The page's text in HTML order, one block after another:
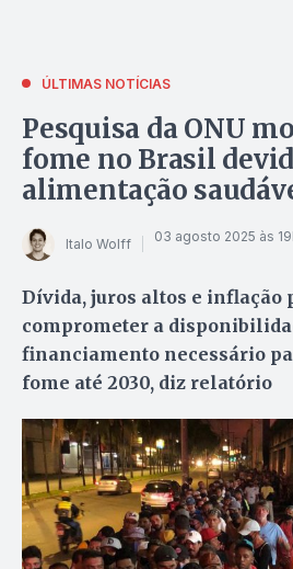
ÚLTIMAS NOTÍCIAS
Pesquisa da ONU
fome no Brasil
alimentação
Italo Wolff 03 agosto 2025 às
Dívida, juros altos e inflação
comprometer a
financiamento necessário
fome até 2030, diz relatório